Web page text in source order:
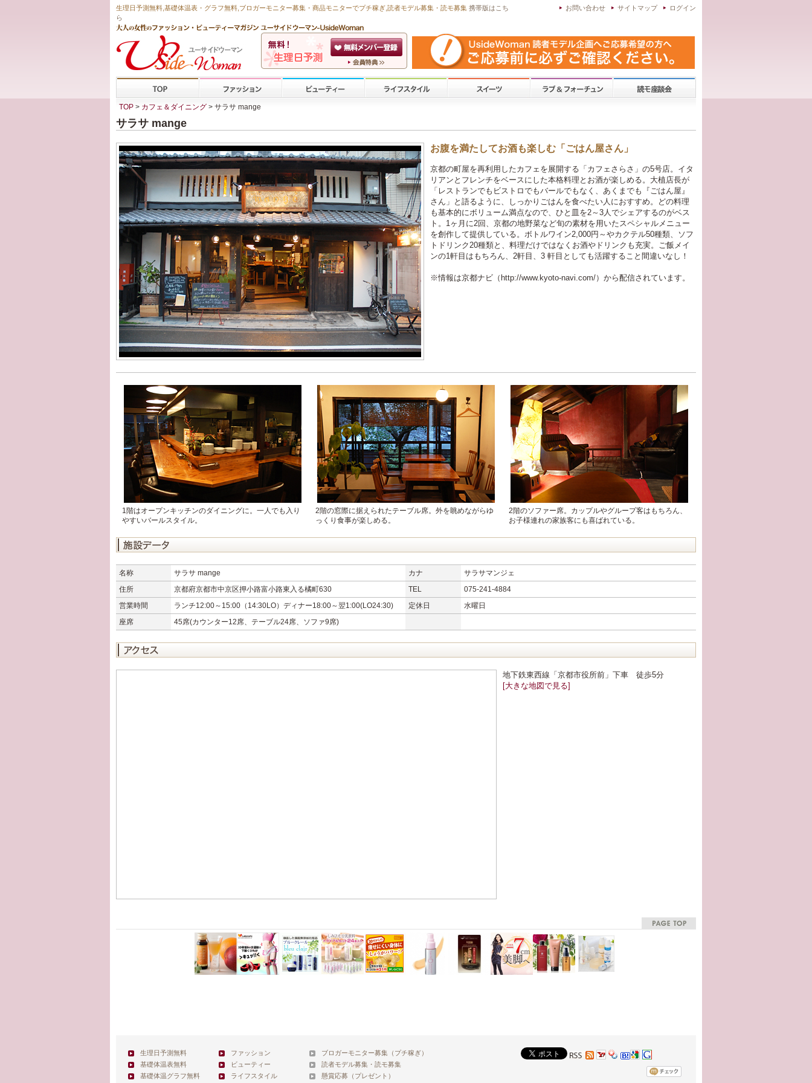
生理日予測無料 基礎体温表・グラフ無料 ,ブロガーモニター募集・商品モニターでプチ稼ぎ ,読者モデル募集・ 読モ募集 携帯版はこち
ら
ログイン
サイトマップ
お問い合わせ
TOP > カフェ＆ダイニング > サラサ mange
サラサ mange
お腹を満たしてお酒も楽しむ「ごはん屋さん」
京都の町屋を再利用したカフェを展開する「カフェさらさ」の5号店。イタ
リアンとフレンチをベースにした本格料理とお酒が楽しめる。大植店長が
「レストランでもビストロでもバールでもなく、あくまでも『ごはん屋』
さん」と語るように、しっかりごはんを食べたい人におすすめ。どの料理
も基本的にボリューム満点なので、ひと皿を2～3人でシェアするのがベス
ト。1ヶ月に2回、京都の地野菜など旬の素材を用いたスペシャルメニュー
を創作して提供している。ボトルワイン2,000円～やカクテル50種類、ソフ
トドリンク20種類と、料理だけではなくお酒やドリンクも充実。ご飯メイ
ンの1軒目はもちろん、2軒目、3 軒目としても活躍すること間違いなし！
※情報は京都ナビ（http://www.kyoto-navi.com/）から配信されています。
1階はオープンキッチンのダイニングに。一人でも入り
やすいバールスタイル。
2階の窓際に据えられたテーブル席。外を眺めながらゆ
っくり食事が楽しめる。
2階のソファー席。カップルやグループ客はもちろん、
お子様連れの家族客にも喜ばれている。
名称 サラサ mange カナ
サラサマンジェ
住所
京都府京都市中京区押小路富小路東入る橘町630 TEL
075-241-4884
営業時間
ランチ12:00～15:00（14:30LO）ディナー18:00～翌1:00(LO24:30) 定休日
水曜日
座席
45席(カウンター12席、テーブル24席、ソファ9席)
地下鉄東西線「京都市役所前」下車 徒歩5分
[大きな地図で見る]
生理日予測無料
基礎体温表無料
基礎体温グラフ無料
ファッション
ビューティー
ライフスタイル
ブロガーモニター募集（プチ稼ぎ）
読者モデル募集・読モ募集
懸賞応募（プレゼント）